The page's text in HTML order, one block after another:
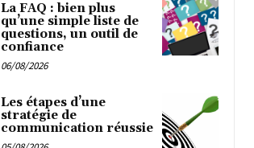
La FAQ : bien plus
qu’une simple liste de
questions, un outil de
confiance
06/08/2026
Les étapes d’une
stratégie de
communication réussie